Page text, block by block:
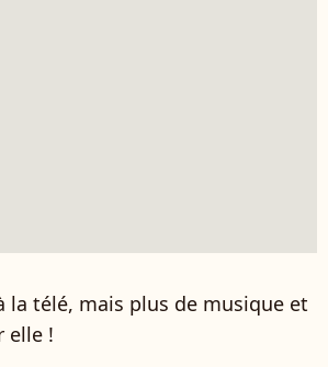
la télé, mais plus de musique et
elle !